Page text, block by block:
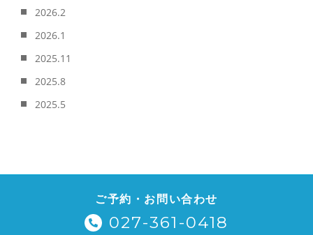
2026.2
2026.1
2025.11
2025.8
2025.5
ご予約・お問い合わせ
027-361-0418